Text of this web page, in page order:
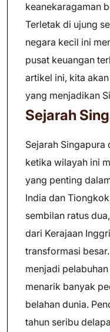
keanekaragaman
Terletak di ujung
negara kecil ini
pusat keuangan
artikel ini, kita
yang menjadikan
Sejarah
Sejarah
ketika wilayah ini
yang penting
India dan
sembilan ratus
dari Kerajaan
transformasi
menjadi
menarik banyak
belahan dunia.
tahun seribu